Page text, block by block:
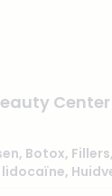
, Botox, Fillers,
lidocaïne,